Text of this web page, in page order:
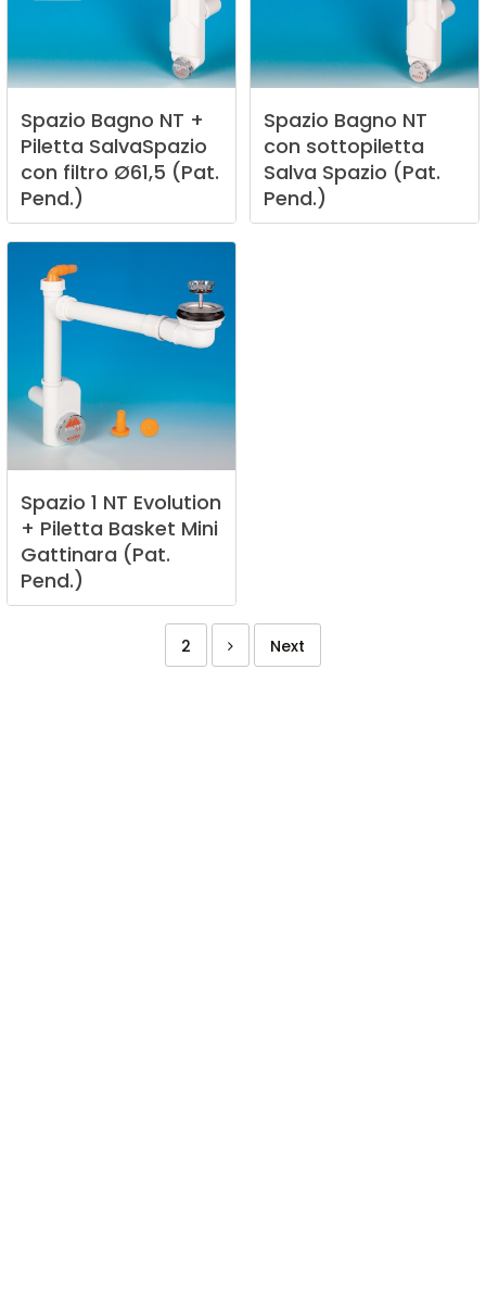
Spazio Bagno NT +
Piletta SalvaSpazio
con filtro Ø61,5 (Pat.
Pend.)
Spazio Bagno NT
con sottopiletta
Salva Spazio (Pat.
Pend.)
Spazio 1 NT Evolution
+ Piletta Basket Mini
Gattinara (Pat.
Pend.)
2 Next